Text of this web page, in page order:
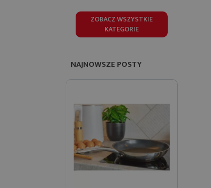
ZOBACZ WSZYSTKIE
KATEGORIE
NAJNOWSZE POSTY